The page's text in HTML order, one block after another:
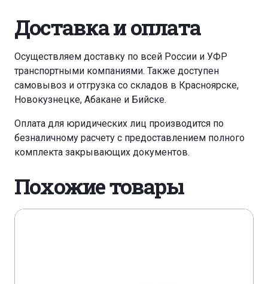
Доставка и оплата
Осуществляем доставку по всей России и УФР
транспортными компаниями. Также доступен
самовывоз и отгрузка со складов в Красноярске,
Новокузнецке, Абакане и Бийске.
Оплата для юридических лиц производится по
безналичному расчету с предоставлением полного
комплекта закрывающих документов.
Похожие товары